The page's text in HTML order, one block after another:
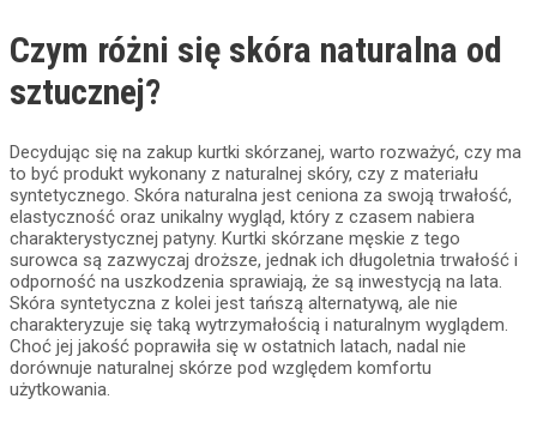
Czym różni się skóra naturalna od
sztucznej?
Decydując się na zakup kurtki skórzanej, warto rozważyć, czy ma
to być produkt wykonany z naturalnej skóry, czy z materiału
syntetycznego. Skóra naturalna jest ceniona za swoją trwałość,
elastyczność oraz unikalny wygląd, który z czasem nabiera
charakterystycznej patyny. Kurtki skórzane męskie z tego
surowca są zazwyczaj droższe, jednak ich długoletnia trwałość i
odporność na uszkodzenia sprawiają, że są inwestycją na lata.
Skóra syntetyczna z kolei jest tańszą alternatywą, ale nie
charakteryzuje się taką wytrzymałością i naturalnym wyglądem.
Choć jej jakość poprawiła się w ostatnich latach, nadal nie
dorównuje naturalnej skórze pod względem komfortu
użytkowania.